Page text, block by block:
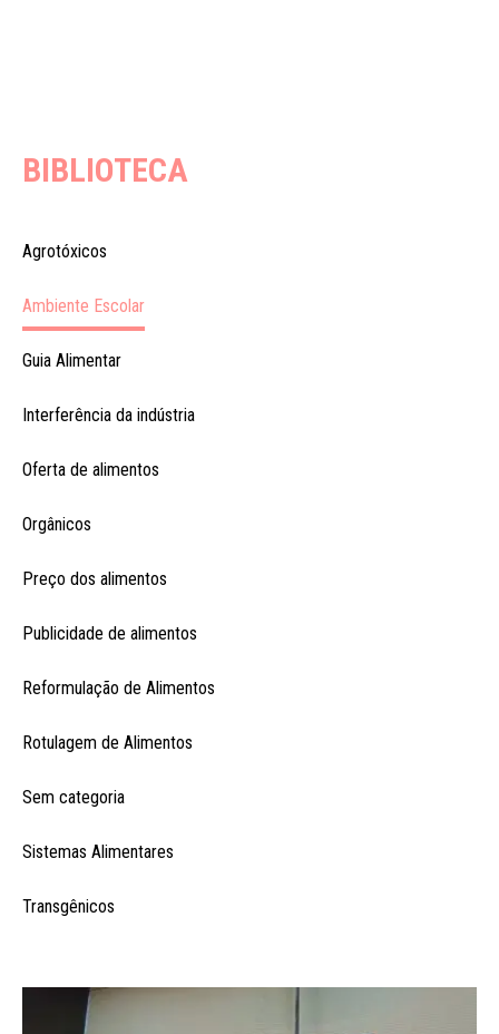
BIBLIOTECA
Agrotóxicos
Ambiente Escolar
Guia Alimentar
Interferência da indústria
Oferta de alimentos
Orgânicos
Preço dos alimentos
Publicidade de alimentos
Reformulação de Alimentos
Rotulagem de Alimentos
Sem categoria
Sistemas Alimentares
Transgênicos